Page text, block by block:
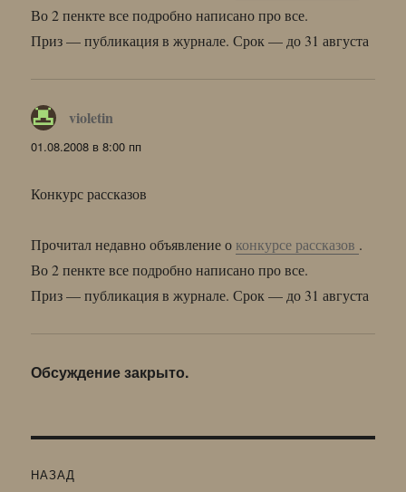
Во 2 пенкте все подробно написано про все.
Приз — публикация в журнале. Срок — до 31 августа
violetin
01.08.2008 в 8:00 пп
Конкурс рассказов
Прочитал недавно объявление о конкурсе рассказов .
Во 2 пенкте все подробно написано про все.
Приз — публикация в журнале. Срок — до 31 августа
Обсуждение закрыто.
НАЗАД